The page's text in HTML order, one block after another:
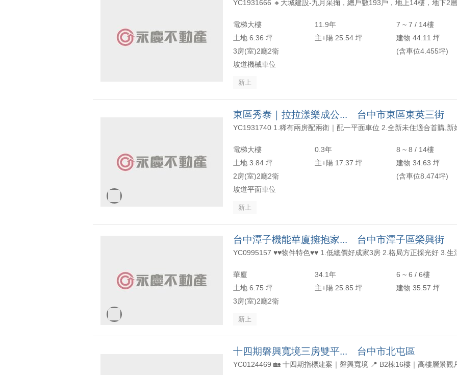
電梯大樓 11.9年
7 ~ 7 / 14樓
土地 6.36 坪
主+陽 25.54 坪
建物 44.11 坪
3房(室)2廳2衛
(含車位4.455坪)
坡道機械車位
新上
東區秀泰｜拉拉漾樂成公... 台中市東區東英三街
電梯大樓 0.3年
8 ~ 8 / 14樓
土地 3.84 坪
主+陽 17.37 坪
建物 34.63 坪
2房(室)2廳2衛
(含車位8.474坪)
坡道平面車位
新上
台中潭子機能華廈擁抱家... 台中市潭子區榮興街
華廈 34.1年
6 ~ 6 / 6樓
土地 6.75 坪
主+陽 25.85 坪
建物 35.57 坪
3房(室)2廳2衛
新上
十四期磐興寬境三房雙平... 台中市北屯區